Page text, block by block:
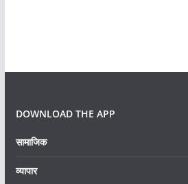
DOWNLOAD THE APP
सामाजिक
व्यापार